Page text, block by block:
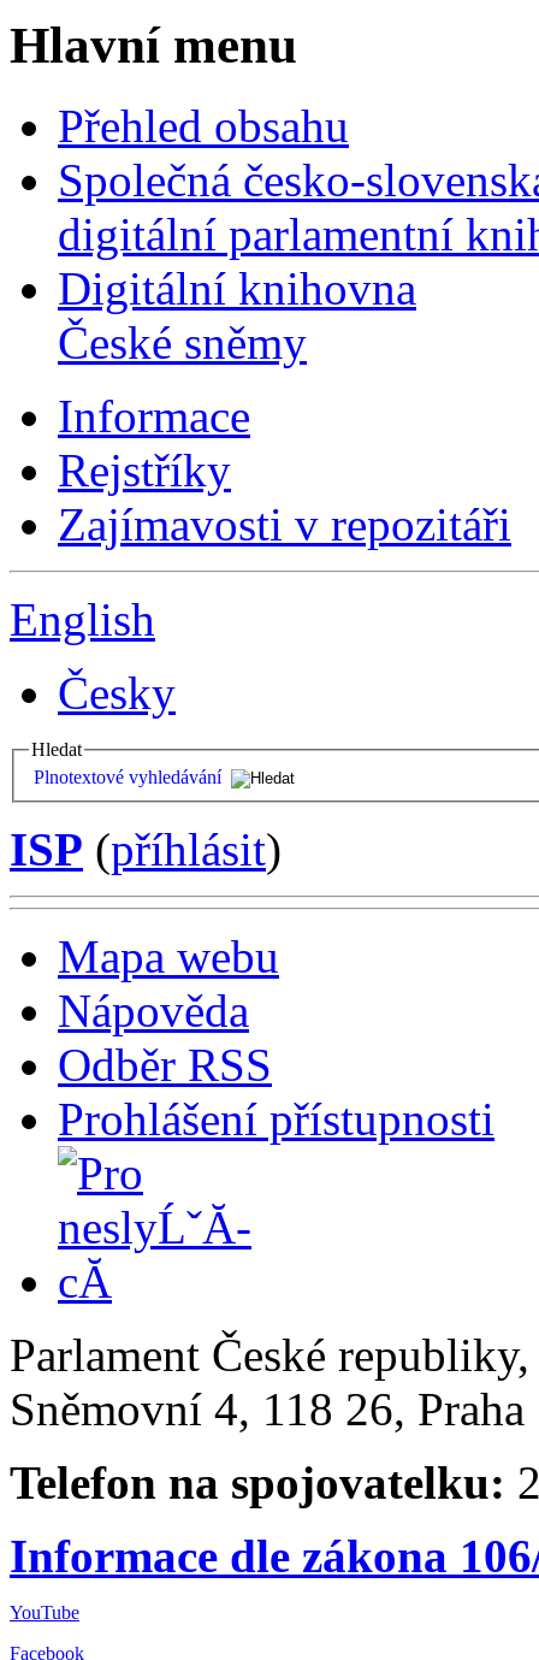
Hlavní menu
Přehled obsahu
Společná česko-
digitální parlamentní
Digitální knihovna
České sněmy
Informace
Rejstříky
Zajímavosti v repozitáři
English
Česky
Hledat
Plnotextové vyhledávání
ISP (příhlásit)
Mapa webu
Nápověda
Odběr RSS
Prohlášení přístupnosti
Parlament České
Sněmovní 4, 118 26,
Telefon na spojovatelku:
Informace dle zákona
YouTube
Facebook